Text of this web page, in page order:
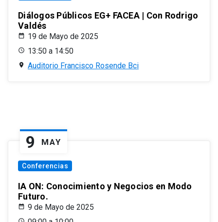
Diálogos Públicos EG+ FACEA | Con Rodrigo
Valdés
19 de Mayo de 2025
13:50 a 14:50
Auditorio Francisco Rosende Bci
9 MAY
Conferencias
IA ON: Conocimiento y Negocios en Modo
Futuro.
9 de Mayo de 2025